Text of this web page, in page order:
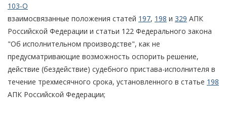
103-О
взаимосвязанные положения статей 197, 198 и 329 АПК
Российской Федерации и статьи 122 Федерального закона
"Об исполнительном производстве", как не
предусматривающие возможность оспорить решение,
действие (бездействие) судебного пристава-исполнителя в
течение трехмесячного срока, установленного в статье 198
АПК Российской Федерации;